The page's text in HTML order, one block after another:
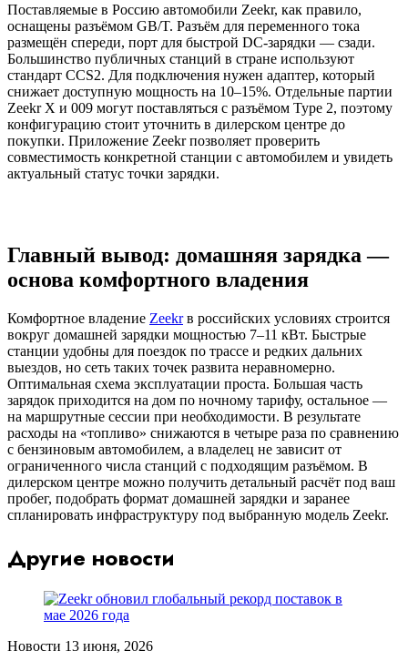
Поставляемые в Россию автомобили Zeekr, как правило,
оснащены разъёмом GB/T. Разъём для переменного тока
размещён спереди, порт для быстрой DC-зарядки — сзади.
Большинство публичных станций в стране используют
стандарт CCS2. Для подключения нужен адаптер, который
снижает доступную мощность на 10–15%. Отдельные партии
Zeekr X и 009 могут поставляться с разъёмом Type 2, поэтому
конфигурацию стоит уточнить в дилерском центре до
покупки. Приложение Zeekr позволяет проверить
совместимость конкретной станции с автомобилем и увидеть
актуальный статус точки зарядки.
Главный вывод: домашняя зарядка —
основа комфортного владения
Комфортное владение Zeekrв российских условиях строится
вокруг домашней зарядки мощностью 7–11 кВт. Быстрые
станции удобны для поездок по трассе и редких дальних
выездов, но сеть таких точек развита неравномерно.
Оптимальная схема эксплуатации проста. Большая часть
зарядок приходится на дом по ночному тарифу, остальное —
на маршрутные сессии при необходимости. В результате
расходы на «топливо» снижаются в четыре раза по сравнению
с бензиновым автомобилем, а владелец не зависит от
ограниченного числа станций с подходящим разъёмом. В
дилерском центре можно получить детальный расчёт под ваш
пробег, подобрать формат домашней зарядки и заранее
спланировать инфраструктуру под выбранную модель Zeekr.
Другие новости
Новости 13 июня, 2026